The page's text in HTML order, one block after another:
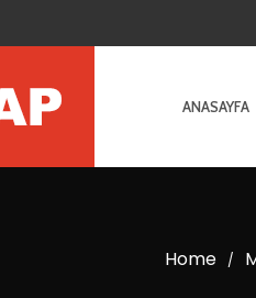
ANASAYFA
Home /